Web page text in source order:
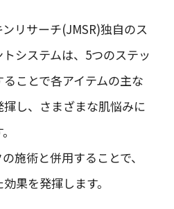
リサーチ(JMSR)独自のス
システムは、5つのステッ
ことで各アイテムの主な
し、さまざまな肌悩みに
施術と併用することで、
果を発揮します。